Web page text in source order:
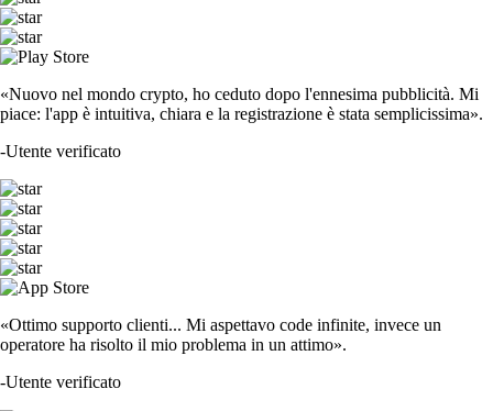
«Nuovo nel mondo crypto, ho ceduto dopo l'ennesima pubblicità. Mi
piace: l'app è intuitiva, chiara e la registrazione è stata semplicissima».
-Utente verificato
«Ottimo supporto clienti... Mi aspettavo code infinite, invece un
operatore ha risolto il mio problema in un attimo».
-Utente verificato